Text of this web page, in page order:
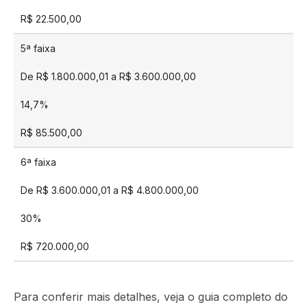
R$ 22.500,00
5ª faixa
De R$ 1.800.000,01 a R$ 3.600.000,00
14,7%
R$ 85.500,00
6ª faixa
De R$ 3.600.000,01 a R$ 4.800.000,00
30%
R$ 720.000,00
Para conferir mais detalhes, veja o guia completo do